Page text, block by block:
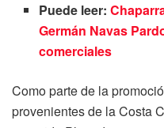
Puede leer:
Germán Navas
comerciales
Como parte de la
provenientes de la Costa